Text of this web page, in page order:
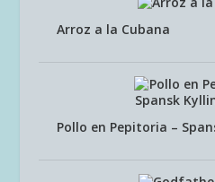
Arroz a la Cubana
Pollo en Pepitoria –